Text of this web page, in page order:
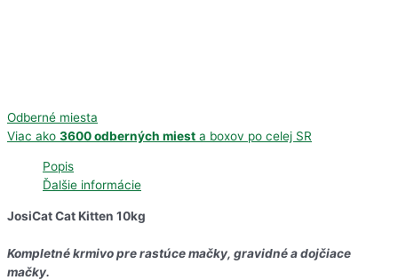
Odberné miesta
Viac ako 3600 odberných miest a boxov po celej SR
Popis
Ďalšie informácie
JosiCat Cat Kitten 10kg
Kompletné krmivo pre rastúce mačky, gravidné a dojčiace
mačky.